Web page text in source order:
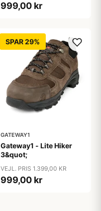
999,00 kr
SPAR 29%
GATEWAY1
Gateway1 - Lite Hiker
3&quot;
VEJL. PRIS 1.399,00 KR
999,00 kr